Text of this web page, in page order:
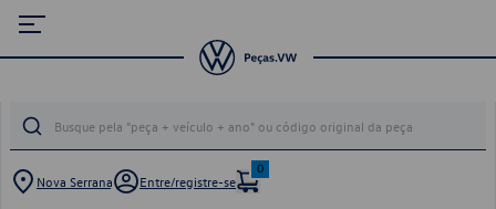
Nova Serrana Entre/registre-se
0